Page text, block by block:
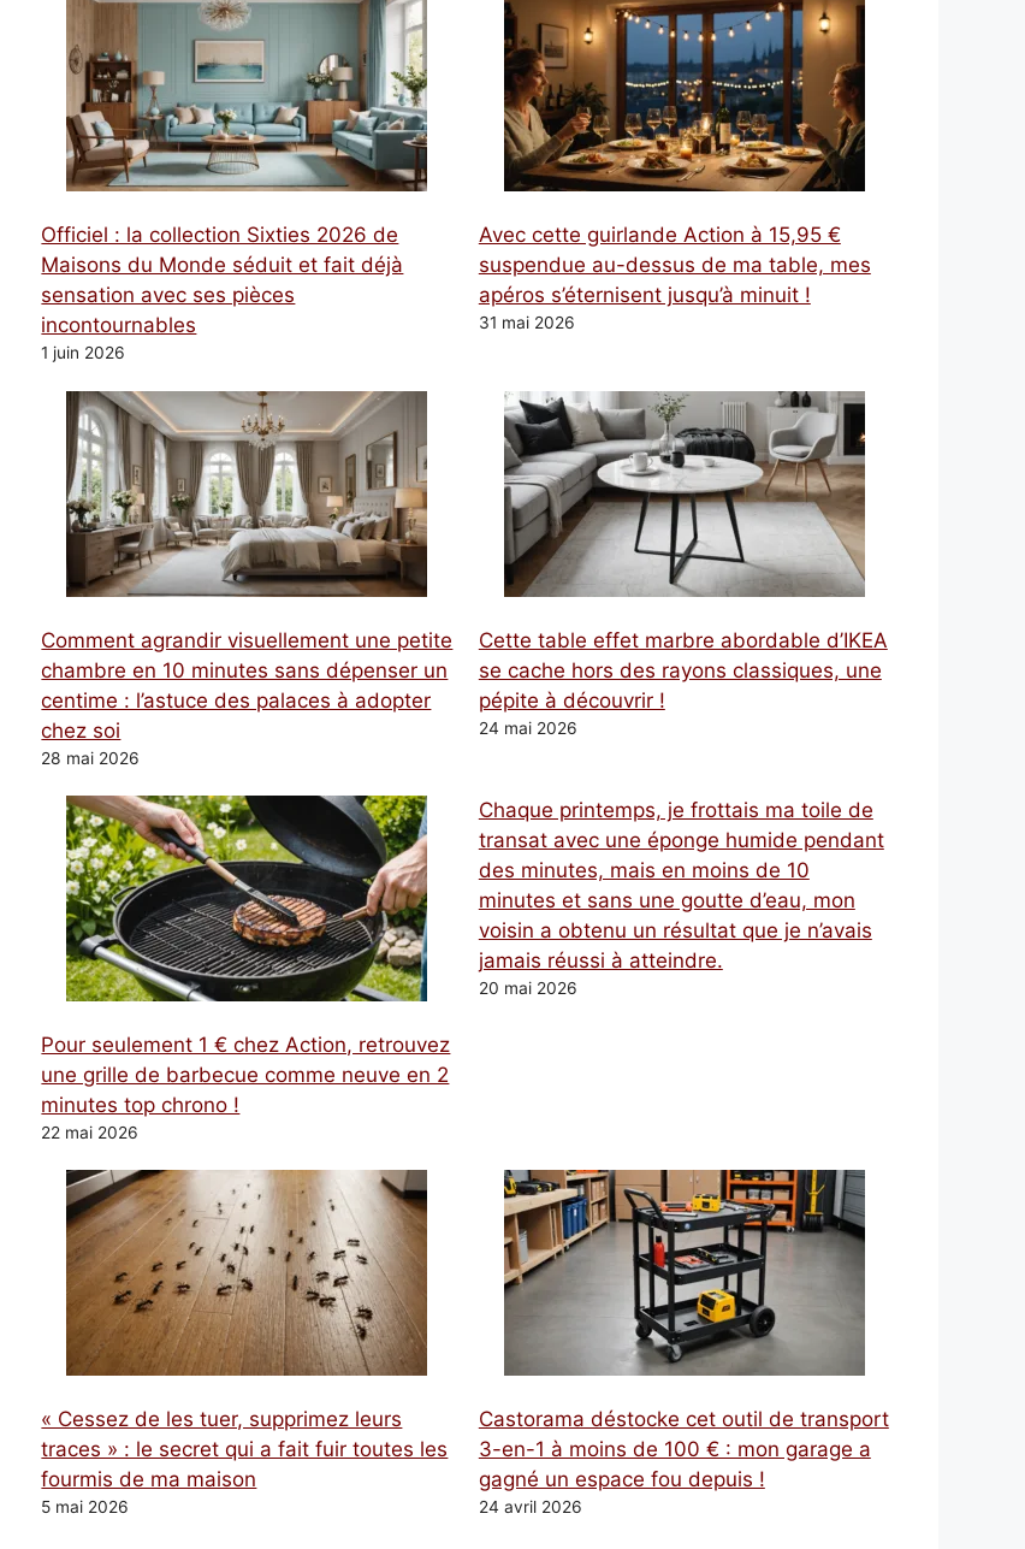
Officiel : la collection Sixties 2026 de
Maisons du Monde séduit et fait déjà
sensation avec ses pièces
incontournables
1 juin 2026
Avec cette guirlande Action à 15,95 €
suspendue au-dessus de ma table, mes
apéros s’éternisent jusqu’à minuit !
31 mai 2026
Comment agrandir visuellement une petite
chambre en 10 minutes sans dépenser un
centime : l’astuce des palaces à adopter
chez soi
28 mai 2026
Cette table effet marbre abordable d’IKEA
se cache hors des rayons classiques, une
pépite à découvrir !
24 mai 2026
Pour seulement 1 € chez Action, retrouvez
une grille de barbecue comme neuve en 2
minutes top chrono !
22 mai 2026
Chaque printemps, je frottais ma toile de
transat avec une éponge humide pendant
des minutes, mais en moins de 10
minutes et sans une goutte d’eau, mon
voisin a obtenu un résultat que je n’avais
jamais réussi à atteindre.
20 mai 2026
« Cessez de les tuer, supprimez leurs
traces » : le secret qui a fait fuir toutes les
fourmis de ma maison
5 mai 2026
Castorama déstocke cet outil de transport
3-en-1 à moins de 100 € : mon garage a
gagné un espace fou depuis !
24 avril 2026